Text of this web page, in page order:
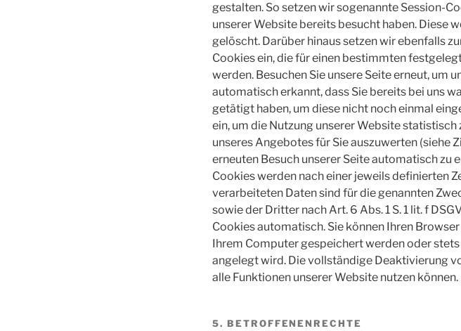
gestalten. So setzen wir sogenannte Session-
unserer Website bereits besucht haben. Diese
gelöscht. Darüber hinaus setzen wir ebenfalls
Cookies ein, die für einen bestimmten
werden. Besuchen Sie unsere Seite erneut, um
automatisch erkannt, dass Sie bereits bei uns
getätigt haben, um diese nicht noch einmal
ein, um die Nutzung unserer Website
unseres Angebotes für Sie auszuwerten (siehe
erneuten Besuch unserer Seite automatisch zu
Cookies werden nach einer jeweils definierten
verarbeiteten Daten sind für die genannten
sowie der Dritter nach Art. 6 Abs. 1 S. 1 lit. f
Cookies automatisch. Sie können Ihren
Ihrem Computer gespeichert werden oder
angelegt wird. Die vollständige Deaktivierung
alle Funktionen unserer Website nutzen können.
5. BETROFFENENRECHTE